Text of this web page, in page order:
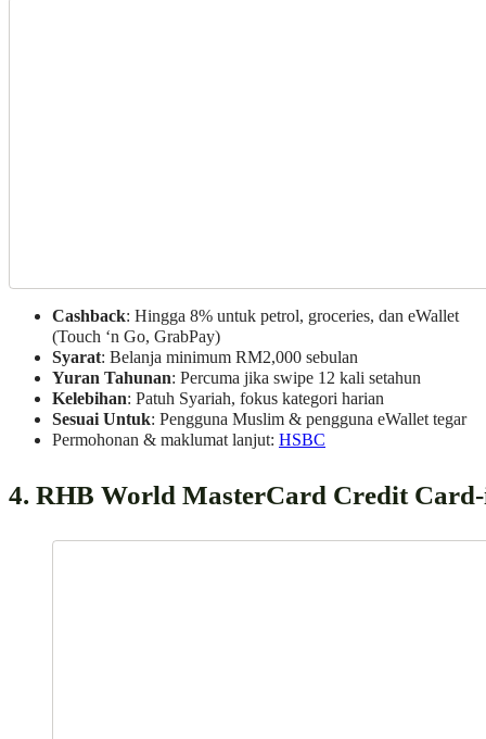
Cashback: Hingga 8% untuk petrol, groceries, dan eWallet
(Touch ‘n Go, GrabPay)
Syarat: Belanja minimum RM2,000 sebulan
Yuran Tahunan: Percuma jika swipe 12 kali setahun
Kelebihan: Patuh Syariah, fokus kategori harian
Sesuai Untuk: Pengguna Muslim & pengguna eWallet tegar
Permohonan & maklumat lanjut: HSBC
4. RHB World MasterCard Credit